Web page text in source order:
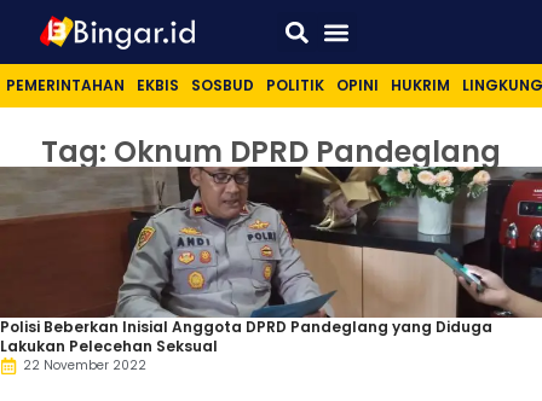
PEMERINTAHAN EKBIS SOSBUD POLITIK OPINI HUKRIM
Tag: Oknum DPRD Pandeglang
Polisi Beberkan Inisial Anggota DPRD Pandeglang yang Diduga
Lakukan Pelecehan Seksual
22 November 2022